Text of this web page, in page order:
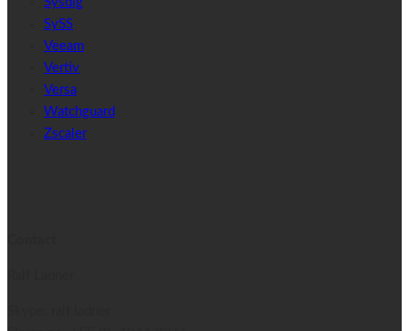
SySS
Veeam
Vertiv
Versa
Watchguard
Zscaler